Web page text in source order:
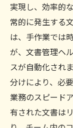
実現し、効率的
常的に発生する
は、手作業では
が、文書管理ヘ
スが自動化され
分けにより、必
業務のスピード
有された文書は